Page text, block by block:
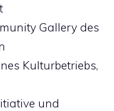
Gallery des
Kulturbetriebs,
und